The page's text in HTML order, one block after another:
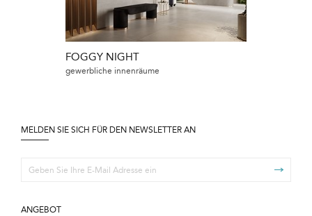
FOGGY NIGHT
gewerbliche innenräume
MELDEN SIE SICH FÜR DEN NEWSLETTER AN
ANGEBOT